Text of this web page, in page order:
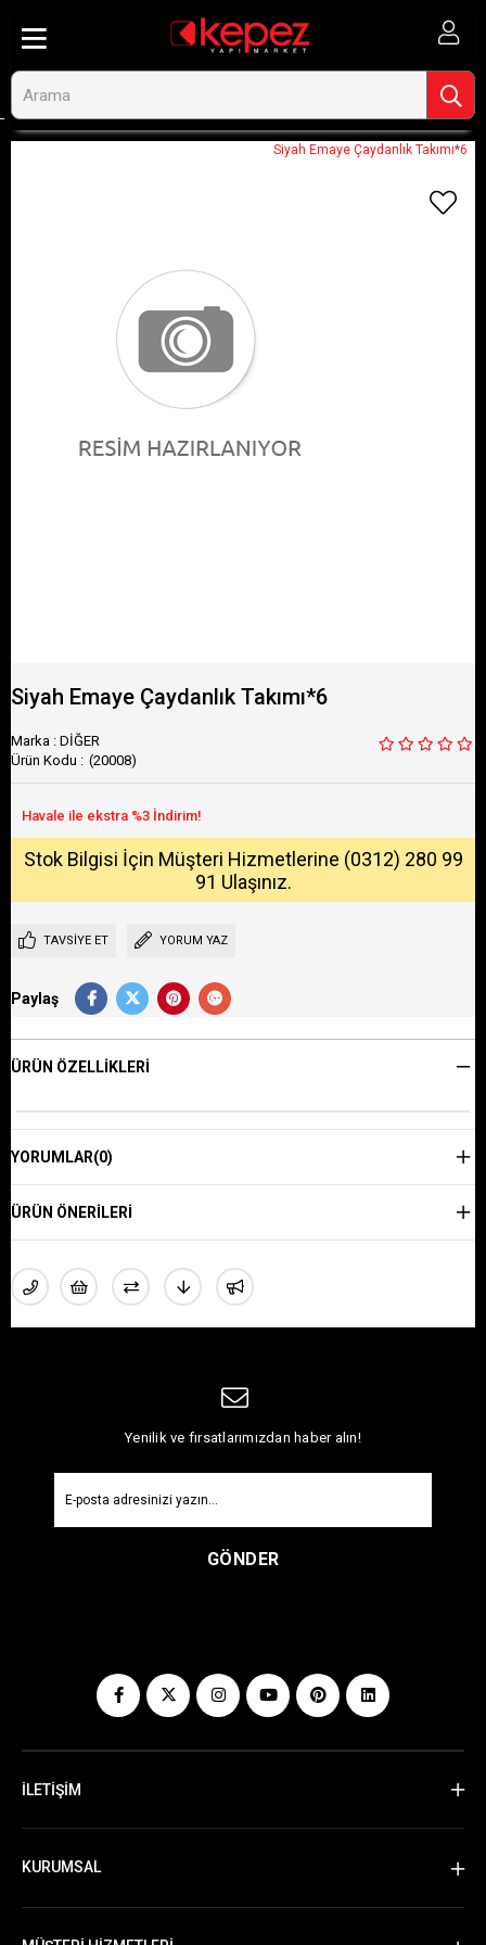
Siyah Emaye Çaydanlık Takımı*6
Siyah Emaye Çaydanlık Takımı*6
Marka : DİĞER
(20008)
Stok Bilgisi İçin Müşteri Hizmetlerine (0312) 280 99
91 Ulaşınız.
TAVSIYE ET YORUM YAZ
Paylaş
ÜRÜN ÖZELLIKLERI
YORUMLAR(0)
ÜRÜN ÖNERILERI
Yenilik ve fırsatlarımızdan haber alın!
GÖNDER
İLETİŞİM
KURUMSAL